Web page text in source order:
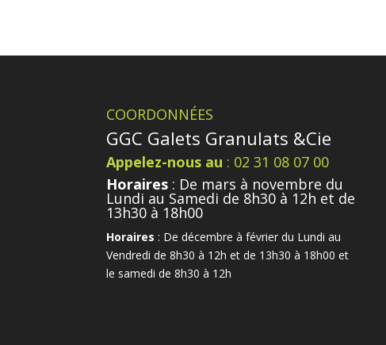
COORDONNÉES
GGC Galets Granulats &Cie
Appelez-nous au : 02 31 08 07 00
Horaires : De mars à novembre du
Lundi au Samedi de 8h30 à 12h et de
13h30 à 18h00
Horaires : De décembre à février du Lundi au
Vendredi de 8h30 à 12h et de 13h30 à 18h00 et
le samedi de 8h30 à 12h